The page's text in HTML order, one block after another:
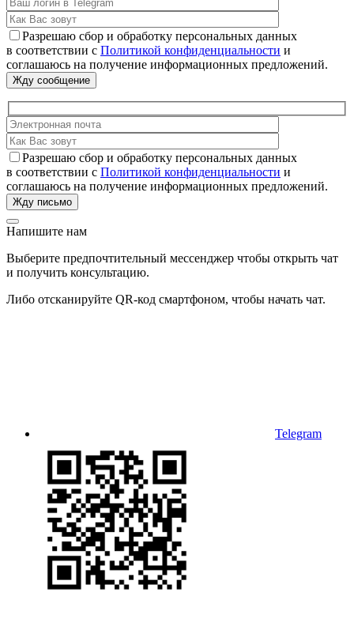
Разрешаю сбор и обработку персональных данных
в соответствии с Политикой конфиденциальности и
соглашаюсь на получение информационных предложений.
Разрешаю сбор и обработку персональных данных
в соответствии с Политикой конфиденциальности и
соглашаюсь на получение информационных предложений.
Напишите нам
Выберите предпочтительный мессенджер чтобы открыть чат
и получить консультацию.
Либо отсканируйте QR-код смартфоном, чтобы начать чат.
Telegram